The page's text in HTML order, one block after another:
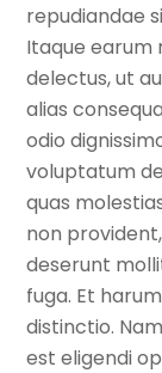
repudiandae
Itaque earum
delectus, ut
alias
odio
voluptatum
quas
non
deserunt
fuga. Et
distinctio.
est eligendi